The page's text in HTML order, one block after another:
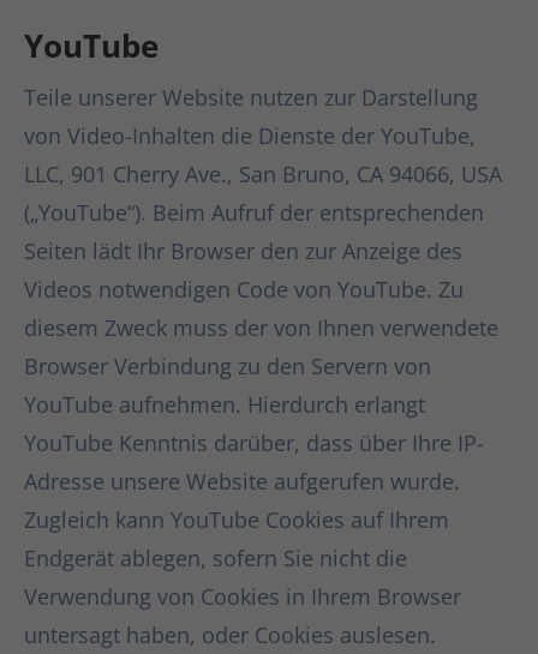
YouTube
Teile unserer Website nutzen zur Darstellung
von Video-Inhalten die Dienste der YouTube,
LLC, 901 Cherry Ave., San Bruno, CA 94066, USA
(„YouTube“). Beim Aufruf der entsprechenden
Seiten lädt Ihr Browser den zur Anzeige des
Videos notwendigen Code von YouTube. Zu
diesem Zweck muss der von Ihnen verwendete
Browser Verbindung zu den Servern von
YouTube aufnehmen. Hierdurch erlangt
YouTube Kenntnis darüber, dass über Ihre IP-
Adresse unsere Website aufgerufen wurde.
Zugleich kann YouTube Cookies auf Ihrem
Endgerät ablegen, sofern Sie nicht die
Verwendung von Cookies in Ihrem Browser
untersagt haben, oder Cookies auslesen.